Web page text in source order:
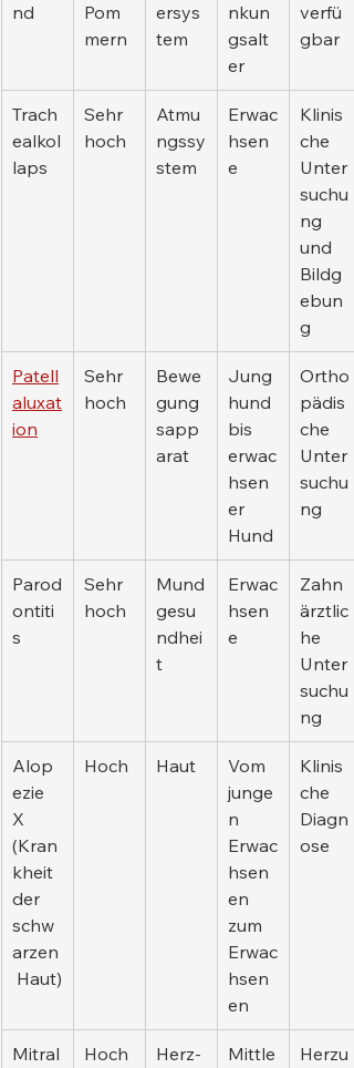
nd
Pom
mern
ersys
tem
nkun
gsalt
er
verfü
gbar
Trach
ealkol
laps
Sehr
hoch
Atmu
ngssy
stem
Erwac
hsen
e
Klinis
che
Unter
suchu
ng
und
Bildg
ebun
g
Patell
aluxat
ion
Sehr
hoch
Bewe
gung
sapp
arat
Jung
hund
bis
erwac
hsen
er
Hund
Ortho
pädis
che
Unter
suchu
ng
Parod
ontiti
s
Sehr
hoch
Mund
gesu
ndhei
t
Erwac
hsen
e
Zahn
ärztlic
he
Unter
suchu
ng
Alop
ezie
X
(Kran
kheit
der
schw
arzen
Haut)
Hoch Haut
Vom
junge
n
Erwac
hsen
en
zum
Erwac
hsen
en
Klinis
che
Diagn
ose
Mitral
Hoch
Herz-
Mittle
Herzu